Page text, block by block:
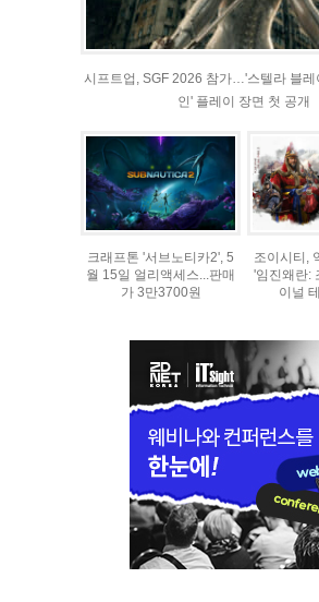
시프트업, SGF 2026 참가…'스텔라 블레
인' 플레이 장면 첫 공개
크래프톤 '서브노티카2', 5
월 15일 얼리액세스...판매
가 3만3700원
조이시티,
'임진왜란:
이널